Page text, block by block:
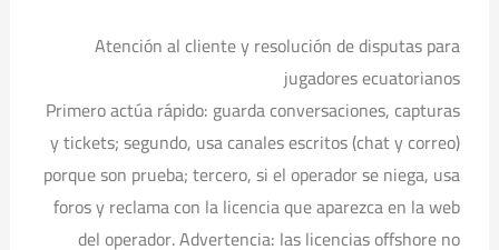
Atención al cliente y resolución de disputas para
jugadores ecuatorianos
Primero actúa rápido: guarda conversaciones, capturas
y tickets; segundo, usa canales escritos (chat y correo)
porque son prueba; tercero, si el operador se niega, usa
foros y reclama con la licencia que aparezca en la web
del operador. Advertencia: las licencias offshore no